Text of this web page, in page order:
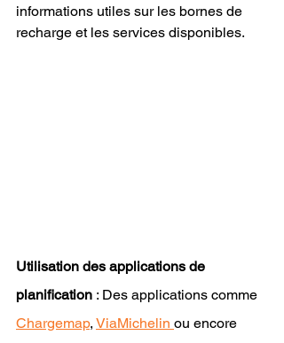
informations utiles sur les bornes de
recharge et les services disponibles.
Utilisation des applications de
planification : Des applications comme
Chargemap, ViaMichelin ou encore